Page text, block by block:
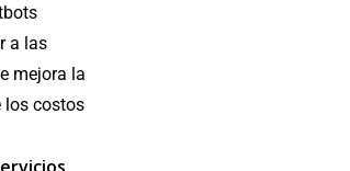
a las
mejora la
los costos